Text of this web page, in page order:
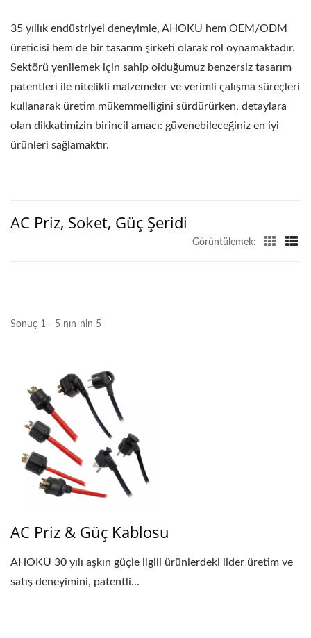
35 yıllık endüstriyel deneyimle, AHOKU hem OEM/ODM
üreticisi hem de bir tasarım şirketi olarak rol oynamaktadır.
Sektörü yenilemek için sahip olduğumuz benzersiz tasarım
patentleri ile nitelikli malzemeler ve verimli çalışma süreçleri
kullanarak üretim mükemmelliğini sürdürürken, detaylara
olan dikkatimizin birincil amacı: güvenebileceğiniz en iyi
ürünleri sağlamaktır.
AC Priz, Soket, Güç Şeridi
Görüntülemek:
Sonuç 1 - 5 nın-nin 5
AC Priz & Güç Kablosu
AHOKU 30 yılı aşkın güçle ilgili ürünlerdeki lider üretim ve
satış deneyimini, patentli...